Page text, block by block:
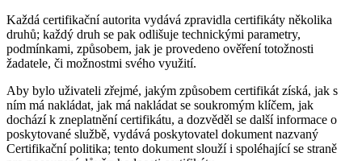
Každá certifikační autorita vydává zpravidla certifikáty několika
druhů; každý druh se pak odlišuje technickými parametry,
podmínkami, způsobem, jak je provedeno ověření totožnosti
žadatele, či možnostmi svého využití.
Aby bylo uživateli zřejmé, jakým způsobem certifikát získá, jak s
ním má nakládat, jak má nakládat se soukromým klíčem, jak
dochází k zneplatnění certifikátu, a dozvěděl se další informace o
poskytované službě, vydává poskytovatel dokument nazvaný
Certifikační politika; tento dokument slouží i spoléhající se straně